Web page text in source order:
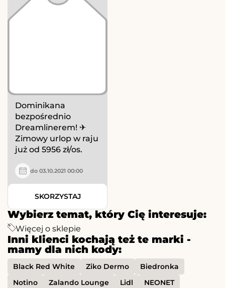
Wybierz temat, który Cię interesuje:
Więcej o sklepie
Inni klienci kochają też te marki -
mamy dla nich kody:
Black Red White Ziko Dermo
Biedronka
Notino
Zalando Lounge Lidl
NEONET
Dominikana
bezpośrednio
Dreamlinerem! ✈
Zimowy urlop w raju
już od 5956 zł/os.
do 03.10.2021 00:00
SKORZYSTAJ